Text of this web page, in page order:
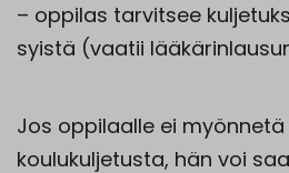
– oppilas tarvitsee
syistä (vaatii
Jos oppilaalle ei
koulukuljetusta, hän voi